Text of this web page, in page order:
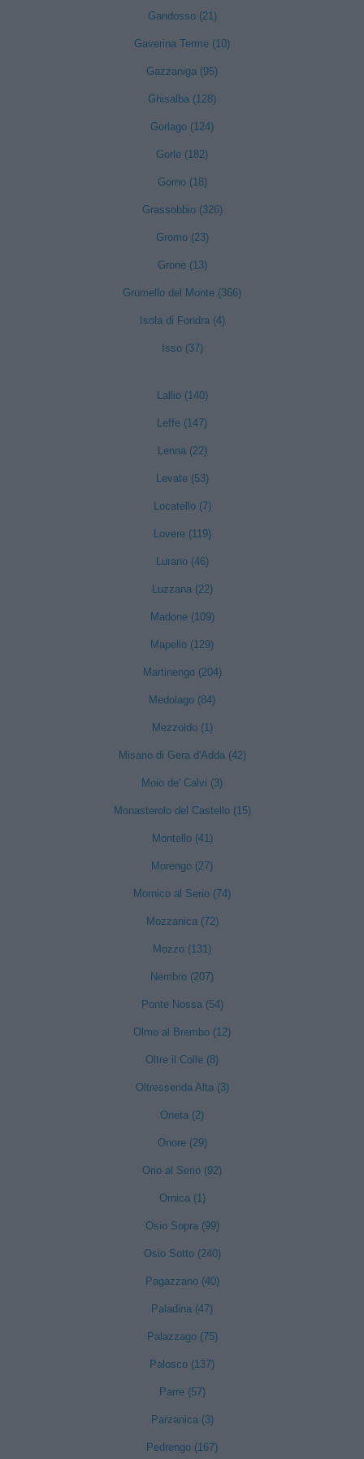
Gandosso (21)
Gaverina Terme (10)
Gazzaniga (95)
Ghisalba (128)
Gorlago (124)
Gorle (182)
Gorno (18)
Grassobbio (326)
Gromo (23)
Grone (13)
Grumello del Monte (366)
Isola di Fondra (4)
Isso (37)
Lallio (140)
Leffe (147)
Lenna (22)
Levate (53)
Locatello (7)
Lovere (119)
Lurano (46)
Luzzana (22)
Madone (109)
Mapello (129)
Martinengo (204)
Medolago (84)
Mezzoldo (1)
Misano di Gera d'Adda (42)
Moio de' Calvi (3)
Monasterolo del Castello (15)
Montello (41)
Morengo (27)
Mornico al Serio (74)
Mozzanica (72)
Mozzo (131)
Nembro (207)
Ponte Nossa (54)
Olmo al Brembo (12)
Oltre il Colle (8)
Oltressenda Alta (3)
Oneta (2)
Onore (29)
Orio al Serio (92)
Ornica (1)
Osio Sopra (99)
Osio Sotto (240)
Pagazzano (40)
Paladina (47)
Palazzago (75)
Palosco (137)
Parre (57)
Parzanica (3)
Pedrengo (167)